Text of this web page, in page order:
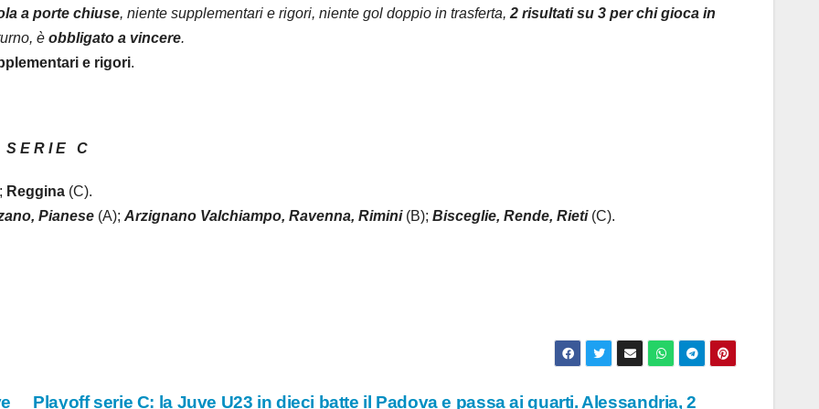
a porte chiuse, niente supplementari e rigori, niente gol doppio in trasferta, 2 risultati su 3 per chi gioca in
è obbligato a vincere.
e rigori.
S E R I E C
Reggina (C).
Pianese (A); Arzignano Valchiampo, Ravenna, Rimini (B); Bisceglie, Rende, Rieti (C).
Playoff serie C: la Juve U23 in dieci batte il Padova e passa ai quarti. Alessandria, 2